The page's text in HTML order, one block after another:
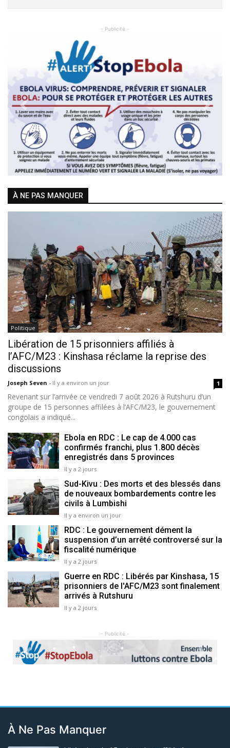
- Publicité -
Previous Next
À NE PAS MANQUER
Politique
Libération de 15 prisonniers affiliés à
l’AFC/M23 : Kinshasa réclame la reprise des
discussions
Joseph Seven - Il y a environ un jour 1
Revenant sur l’arrivée ce vendredi 7 août 2026 à Rutshuru d’un
groupe de 15 personnes affilées à l’AFC/M23, le gouvernement
congolais a indiqué...
Ebola en RDC : Le cap de 4.000 cas
confirmés franchi, plus 1.800 décès
enregistrés dans 5 provinces
Il y a 2 jours
Sud-Kivu : Des morts et des blessés dans
de nouveaux bombardements contre les
civils à Lumbishi
Il y a environ un jour
RDC : Le gouvernement dément la
suspension d’un arrêté controversé sur la
fiscalité numérique
Il y a 2 jours
Guerre en RDC : Libérés par Kinshasa, 15
prisonniers de l'AFC/M23 sont finalement
arrivés à Rutshuru
Il y a 2 jours
- Publicité -
Previous Next
À Ne Pas Manquer